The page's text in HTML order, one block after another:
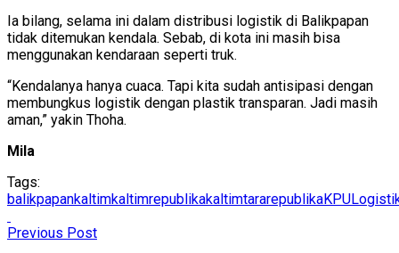
Ia bilang, selama ini dalam distribusi logistik di Balikpapan
tidak ditemukan kendala. Sebab, di kota ini masih bisa
menggunakan kendaraan seperti truk.
“Kendalanya hanya cuaca. Tapi kita sudah antisipasi dengan
membungkus logistik dengan plastik transparan. Jadi masih
aman,” yakin Thoha.
Mila
Tags:
balikpapankaltimkaltimrepublikakaltimtararepublikaKPU
Previous Post